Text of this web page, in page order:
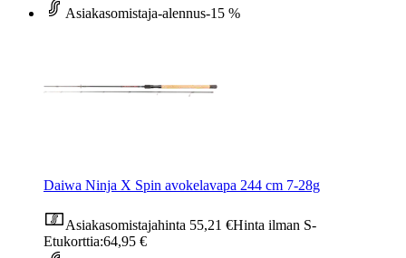
Asiakasomistaja-alennus-15 %
Daiwa Ninja X Spin avokelavapa 244 cm 7-28g
Asiakasomistajahinta 55,21 €Hinta ilman S-
Etukorttia:64,95 €